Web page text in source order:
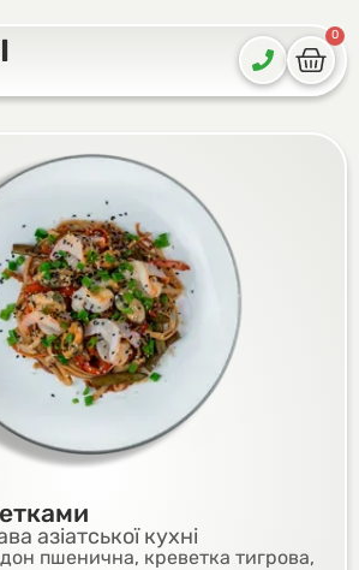
0
азіатської кухні
пшенична, креветка тигрова,